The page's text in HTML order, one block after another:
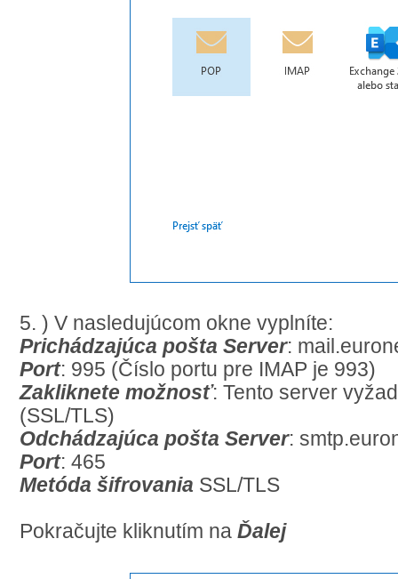
5. ) V nasledujúcom okne vyplníte:
Prichádzajúca pošta Server:
Port: 995 (Číslo portu pre IMAP je 993)
Zakliknete možnosť: Tento server
(SSL/TLS)
Odchádzajúca pošta Server:
Port: 465
Metóda šifrovania SSL/TLS
Pokračujte kliknutím na Ďalej